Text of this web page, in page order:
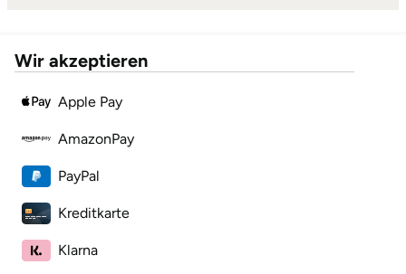
Wir akzeptieren
Apple Pay
AmazonPay
PayPal
Kreditkarte
Klarna